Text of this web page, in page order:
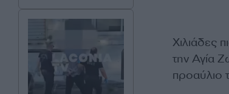
Χιλιάδες
την Αγία
προαύλιο